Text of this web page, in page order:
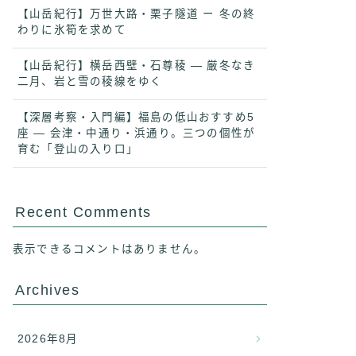
【山岳紀行】万世大路・栗子隧道 ー 冬の終
わりに氷筍を求めて
【山岳紀行】横岳西壁・石尊稜 ― 厳冬なき
二月、岩と雪の稜線をゆく
【深層考察・入門編】福島の低山おすすめ5
座 ― 会津・中通り・浜通り。三つの個性が
育む「登山の入り口」
Recent Comments
表示できるコメントはありません。
Archives
2026年8月